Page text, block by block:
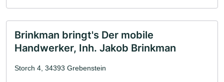
Brinkman bringt's Der mobile
Handwerker, Inh. Jakob Brinkman
Storch 4, 34393 Grebenstein